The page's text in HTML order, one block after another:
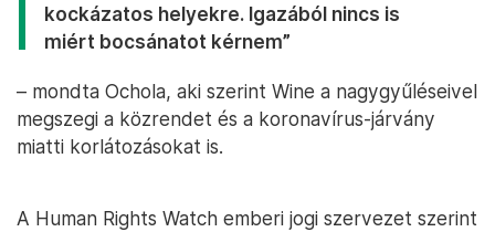
kockázatos helyekre. Igazából nincs is
miért bocsánatot kérnem”
– mondta Ochola, aki szerint Wine a nagygyűléseivel
megszegi a közrendet és a koronavírus-járvány
miatti korlátozásokat is.
A Human Rights Watch emberi jogi szervezet szerint